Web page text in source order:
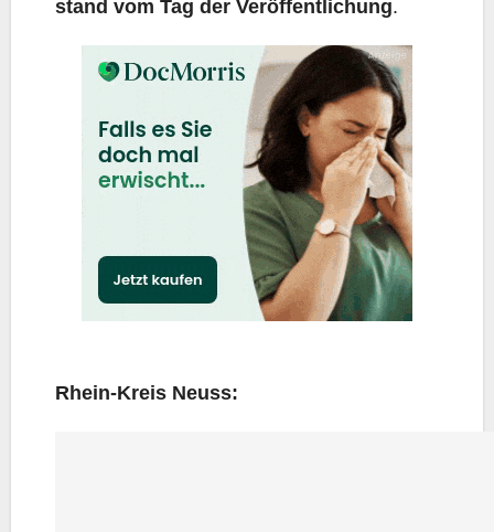
stand vom Tag der Ver­öf­fent­li­chung.
Rhein-Kreis Neuss: